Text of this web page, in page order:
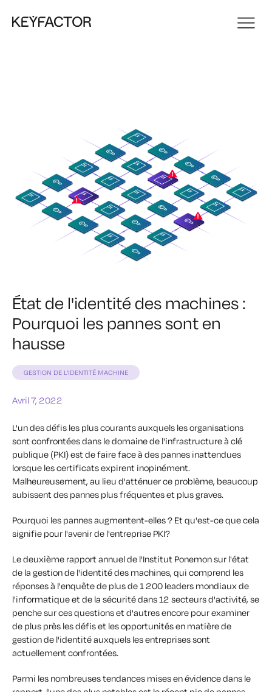
État de l'identité des machines :
Pourquoi les pannes sont en
hausse
GESTION DE L'IDENTITÉ MACHINE
Avril 7, 2022
L'un des défis les plus courants auxquels les organisations
sont confrontées dans le domaine de l'infrastructure à clé
publique (PKI) est de faire face à des pannes inattendues
lorsque les certificats expirent inopinément.
Malheureusement, au lieu d'atténuer ce problème, beaucoup
subissent des pannes plus fréquentes et plus graves.
Pourquoi les pannes augmentent-elles ? Et qu'est-ce que cela
signifie pour l'avenir de l'entreprise PKI?
Le deuxième rapport annuel de l'Institut Ponemon sur l'état
de la gestion de l'identité des machines, qui comprend les
réponses à l'enquête de plus de 1 200 leaders mondiaux de
l'informatique et de la sécurité dans 12 secteurs d'activité, se
penche sur ces questions et d'autres encore pour examiner
de plus près les défis et les opportunités en matière de
gestion de l'identité auxquels les entreprises sont
actuellement confrontées.
Parmi les nombreuses tendances mises en évidence dans le